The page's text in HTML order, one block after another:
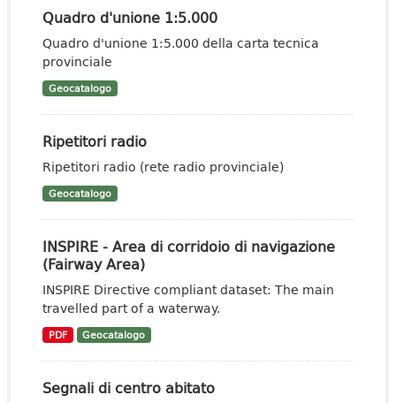
Quadro d'unione 1:5.000
Quadro d'unione 1:5.000 della carta tecnica
provinciale
Geocatalogo
Ripetitori radio
Ripetitori radio (rete radio provinciale)
Geocatalogo
INSPIRE - Area di corridoio di navigazione
(Fairway Area)
INSPIRE Directive compliant dataset: The main
travelled part of a waterway.
PDF Geocatalogo
Segnali di centro abitato